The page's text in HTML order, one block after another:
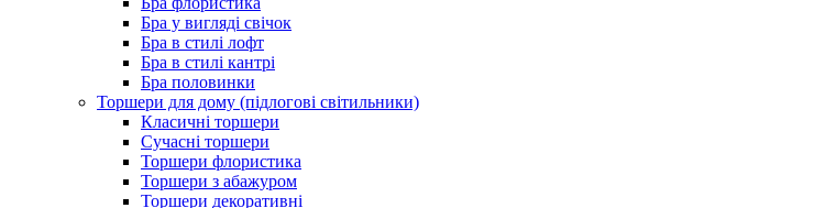
Бра у вигляді свічок
Бра в стилі лофт
Бра в стилі кантрі
Бра половинки
Торшери для дому (підлогові світильники)
Класичні торшери
Сучасні торшери
Торшери флористика
Торшери з абажуром
Торшери декоративні